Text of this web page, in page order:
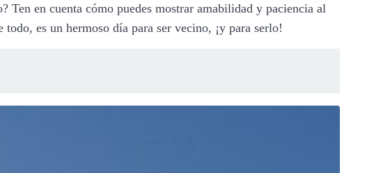
Ten en cuenta cómo puedes mostrar amabilidad y paciencia al
es un hermoso día para ser vecino, ¡y para serlo!